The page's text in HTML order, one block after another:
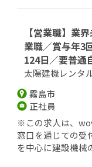
【営業職】業
業職／賞与年3
124日／要普通
太陽建機レンタ
霧島市
正社員
※この求人は、
窓口を通じての受
を中心に建設機械